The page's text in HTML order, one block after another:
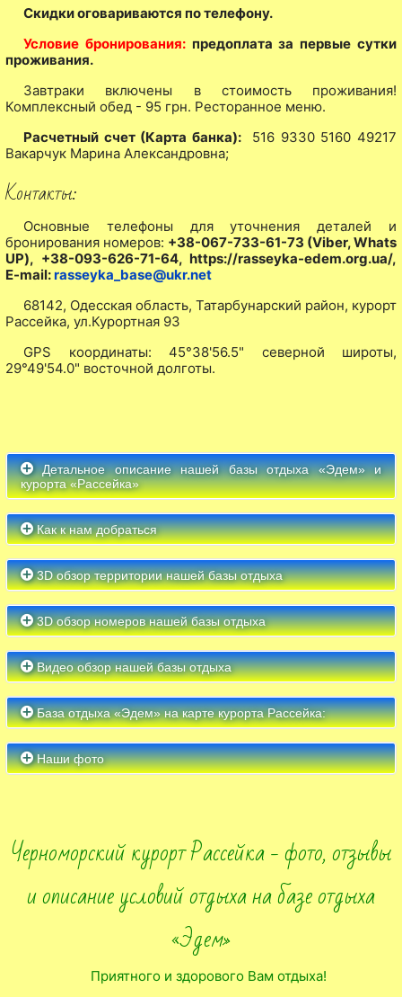
Скидки оговариваются по телефону.
Условие бронирования:предоплата за первые сутки
проживания.
Завтраки включены в стоимость проживания!
Комплексный обед - 95 грн. Ресторанное меню.
Расчетный счет (Карта банка):
516 9330 5160 49217
Вакарчук Марина Александровна;
Контакты:
Основные телефоны для уточнения деталей и
бронирования номеров: +38-067-733-61-73 (Viber, Whats
UP), +38-093-626-71-64, https://rasseyka-edem.org.ua/,
E-mail:rasseyka_base@ukr.net
68142, Одесская область, Татарбунарский район, курорт
Рассейка, ул.Курортная 93
GPS координаты: 45°38'56.5" северной широты,
29°49'54.0" восточной долготы.
Детальное описание нашей базы отдыха «Эдем» и
курорта «Рассейка»
Как к нам добраться
3D обзор территории нашей базы отдыха
3D обзор номеров нашей базы отдыха
Видео обзор нашей базы отдыха
База отдыха «Эдем» на карте курорта Рассейка:
Наши фото
Черноморский курорт Рассейка - фото, отзывы
и описание условий отдыха на базе отдыха
«Эдем»
Приятного и здорового Вам отдыха!